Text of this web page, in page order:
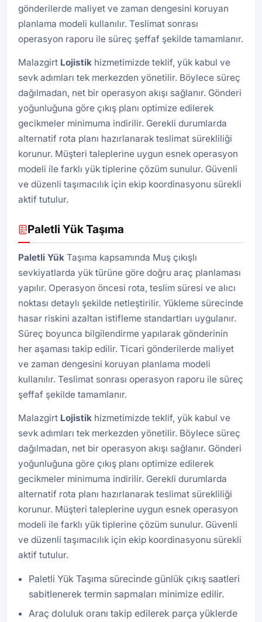
gönderilerde maliyet ve zaman dengesini koruyan
planlama modeli kullanılır. Teslimat sonrası
operasyon raporu ile süreç şeffaf şekilde tamamlanır.
Malazgirt Lojistik hizmetimizde teklif, yük kabul ve
sevk adımları tek merkezden yönetilir. Böylece süreç
dağılmadan, net bir operasyon akışı sağlanır. Gönderi
yoğunluğuna göre çıkış planı optimize edilerek
gecikmeler minimuma indirilir. Gerekli durumlarda
alternatif rota planı hazırlanarak teslimat sürekliliği
korunur. Müşteri taleplerine uygun esnek operasyon
modeli ile farklı yük tiplerine çözüm sunulur. Güvenli
ve düzenli taşımacılık için ekip koordinasyonu sürekli
aktif tutulur.
Paletli Yük Taşıma
Paletli Yük Taşıma kapsamında Muş çıkışlı
sevkiyatlarda yük türüne göre doğru araç planlaması
yapılır. Operasyon öncesi rota, teslim süresi ve alıcı
noktası detaylı şekilde netleştirilir. Yükleme sürecinde
hasar riskini azaltan istifleme standartları uygulanır.
Süreç boyunca bilgilendirme yapılarak gönderinin
her aşaması takip edilir. Ticari gönderilerde maliyet
ve zaman dengesini koruyan planlama modeli
kullanılır. Teslimat sonrası operasyon raporu ile süreç
şeffaf şekilde tamamlanır.
Malazgirt Lojistik hizmetimizde teklif, yük kabul ve
sevk adımları tek merkezden yönetilir. Böylece süreç
dağılmadan, net bir operasyon akışı sağlanır. Gönderi
yoğunluğuna göre çıkış planı optimize edilerek
gecikmeler minimuma indirilir. Gerekli durumlarda
alternatif rota planı hazırlanarak teslimat sürekliliği
korunur. Müşteri taleplerine uygun esnek operasyon
modeli ile farklı yük tiplerine çözüm sunulur. Güvenli
ve düzenli taşımacılık için ekip koordinasyonu sürekli
aktif tutulur.
Paletli Yük Taşıma sürecinde günlük çıkış saatleri
sabitlenerek termin sapmaları minimize edilir.
Araç doluluk oranı takip edilerek parça yüklerde